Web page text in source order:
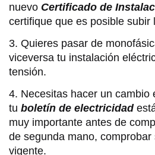
nuevo Certificado de
certifique que es posible subir
3. Quieres pasar de
viceversa tu instalación
tensión.
4. Necesitas hacer un cambio
tu boletín de electricidad
muy importante antes de
de segunda mano,
vigente.